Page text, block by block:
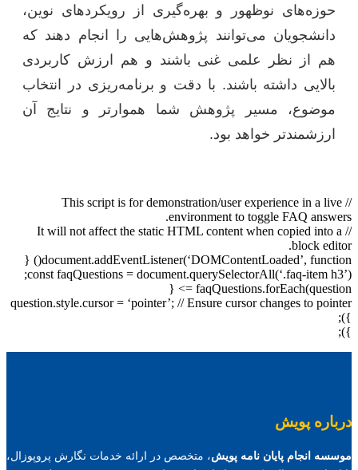
حوزه‌های نوظهور و بهره‌گیری از رویکردهای نوین،
دانشجویان می‌توانند پژوهش‌هایی را انجام دهند که
هم از نظر علمی غنی باشند و هم ارزش کاربردی
بالایی داشته باشند. با دقت و برنامه‌ریزی در انتخاب
موضوع، مسیر پژوهش شما هموارتر و نتایج آن
ارزشمندتر خواهد بود.
// This script is for demonstration/user experience in a live
environment to toggle FAQ answers.
// It will not affect the static HTML content when copied into a
block editor.
document.addEventListener(‘DOMContentLoaded’, function() {
const faqQuestions = document.querySelectorAll(‘.faq-item h3’);
faqQuestions.forEach(question => {
question.style.cursor = ‘pointer’; // Ensure cursor changes to pointer
});
});
درباره پویش
موسسه انجام پایان نامه پویش، متخصص در ارائه خدمات نگارش پروپوزال،